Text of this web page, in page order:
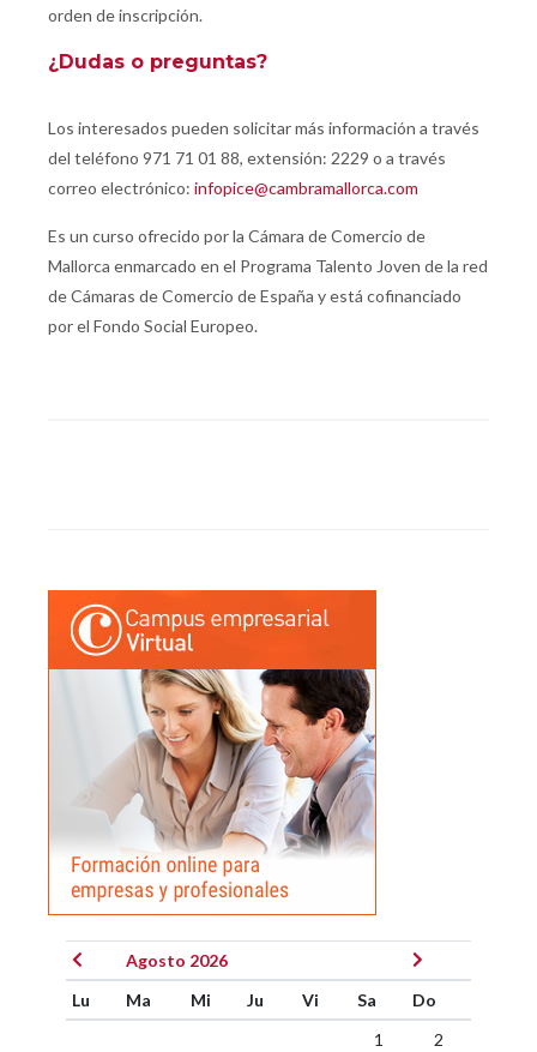
orden de inscripción.
¿Dudas o preguntas?
Los interesados pueden solicitar más información a través
del teléfono 971 71 01 88, extensión: 2229 o a través
correo electrónico: infopice@cambramallorca.com
Es un curso ofrecido por la Cámara de Comercio de
Mallorca enmarcado en el Programa Talento Joven de la red
de Cámaras de Comercio de España y está cofinanciado
por el Fondo Social Europeo.
Agosto 2026
Lu
Ma Mi Ju Vi Sa
Do
1
2